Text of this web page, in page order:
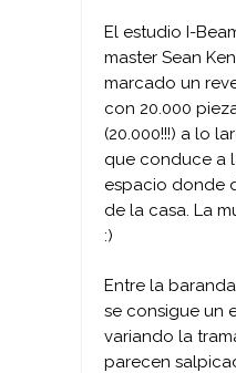
El estudio I-
master Sean
marcado un
con 20.000
(20.000!!!) a lo
que conduce a
espacio donde
de la casa. La
:)
Entre la
se consigue un
variando la
parecen